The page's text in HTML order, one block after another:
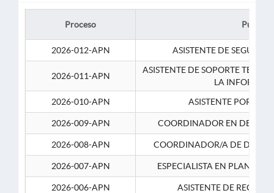
Proceso Puesto
2026-012-APN ASISTENTE DE
2026-011-APN
ASISTENTE DE SOPORTE
LA
2026-010-APN
ASISTENTE
2026-009-APN COORDINADOR EN
2026-008-APN COORDINADOR/A DE
2026-007-APN ESPECIALISTA EN
2026-006-APN ASISTENTE DE